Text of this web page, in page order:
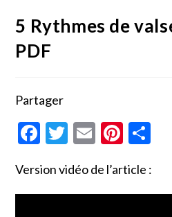
5 Rythmes de
PDF
Partager
F
e
b
T
itt
er
E
ai
l
Pi
er
es
ta
g
Version vidéo de l’article :